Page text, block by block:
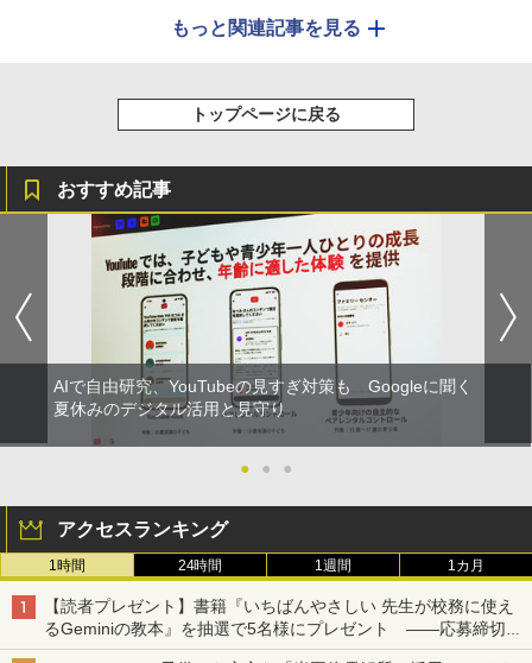
もっと関連記事を見る
トップページに戻る
おすすめ記事
AIで自由研究、YouTubeの見すぎ対策も Googleに聞く
夏休みのデジタル活用と見守り
● ● ●
アクセスランキング
1時間 24時間 1週間 1カ月
【読者プレゼント】書籍『いちばんやさしい 先生が校務に使え
るGeminiの教本』を抽選で5名様にプレゼント ――応募締切は
2026年8月12日（水）まで